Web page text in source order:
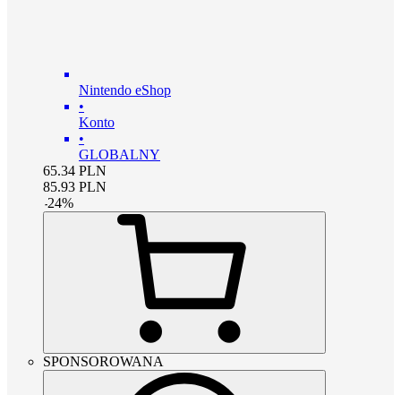
Nintendo eShop
•
Konto
•
GLOBALNY
65.34 PLN
85.93 PLN
-24%
SPONSOROWANA